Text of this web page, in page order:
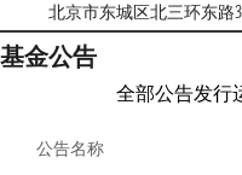
北京市东城区北三环东路
基金公告
全部公告发行
公告名称